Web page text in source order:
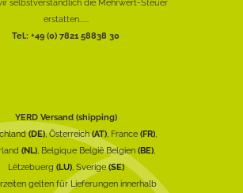
erstatten......
Tel.: +49 (0) 7821 58838 30
YERD Versand (shipping)
(DE), Österreich(AT), France (FR),
(NL), Belgique België Belgien (BE),
Lëtzebuerg (LU), Sverige(SE)
gelten für Lieferungen innerhalb